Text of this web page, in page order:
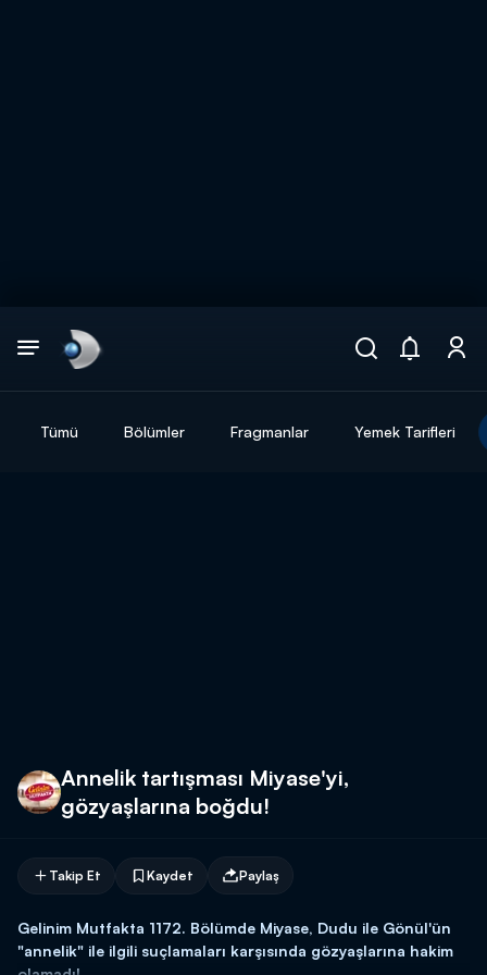
Tümü Bölümler Fragmanlar Yemek Tarifleri
Annelik tartışması Miyase'yi,
gözyaşlarına boğdu!
Takip Et Kaydet Paylaş
Gelinim Mutfakta 1172. Bölümde Miyase, Dudu ile Gönül'ün
"annelik" ile ilgili suçlamaları karşısında gözyaşlarına hakim